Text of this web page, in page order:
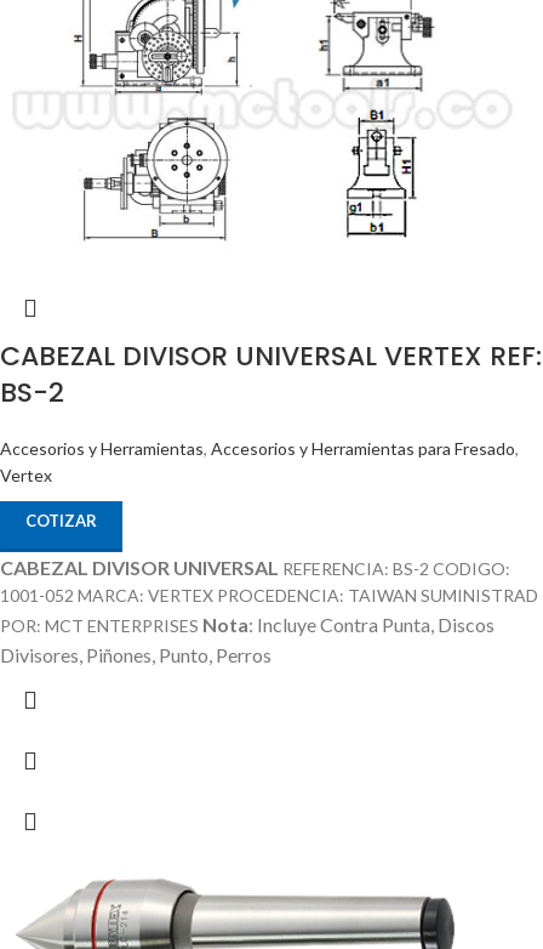
CABEZAL DIVISOR UNIVERSAL VERTEX REF:
BS-2
Accesorios y Herramientas, Accesorios y Herramientas para Fresado,
Vertex
COTIZAR
CABEZAL DIVISOR UNIVERSAL REFERENCIA: BS-2 CODIGO:
1001-052 MARCA: VERTEX PROCEDENCIA: TAIWAN SUMINISTRAD
POR: MCT ENTERPRISES Nota: Incluye Contra Punta, Discos
Divisores, Piñones, Punto, Perros